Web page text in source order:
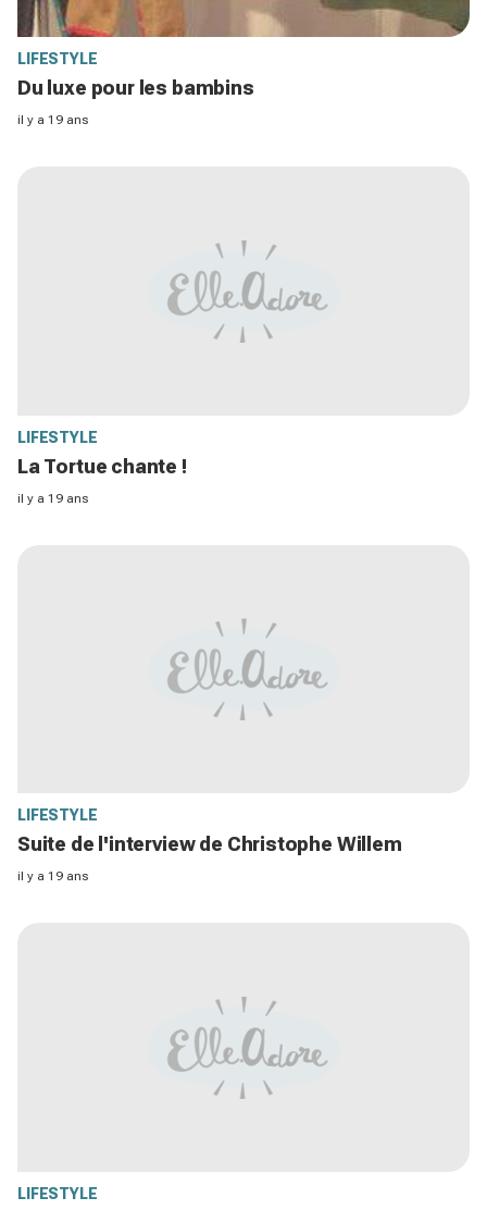
LIFESTYLE
Du luxe pour les bambins
il y a 19 ans
LIFESTYLE
La Tortue chante !
il y a 19 ans
LIFESTYLE
Suite de l'interview de Christophe Willem
il y a 19 ans
LIFESTYLE